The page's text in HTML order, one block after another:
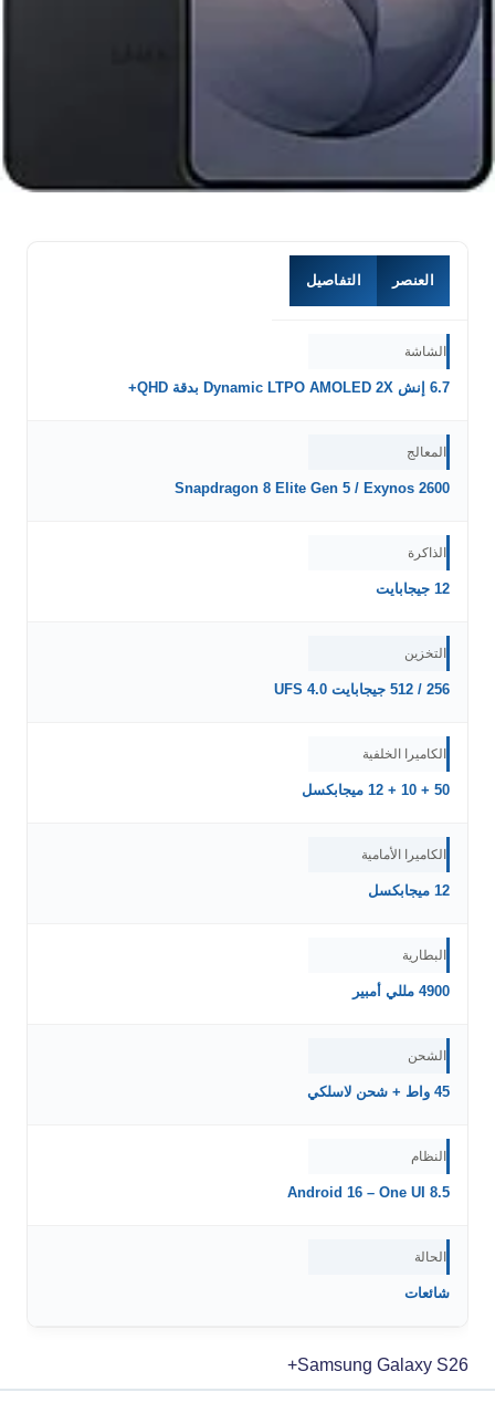
العنصر التفاصيل
الشاشة
6.7 إنش Dynamic LTPO AMOLED 2X بدقة QHD+
المعالج
Snapdragon 8 Elite Gen 5 / Exynos 2600
الذاكرة
12 جيجابايت
التخزين
256 / 512 جيجابايت UFS 4.0
الكاميرا الخلفية
50 + 10 + 12 ميجابكسل
الكاميرا الأمامية
12 ميجابكسل
البطارية
4900 مللي أمبير
الشحن
45 واط + شحن لاسلكي
النظام
Android 16 – One UI 8.5
الحالة
شائعات
Samsung Galaxy S26+